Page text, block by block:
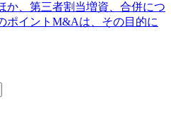
か、第三者割当増資、合併につ
ポイントM&Aは、その目的に